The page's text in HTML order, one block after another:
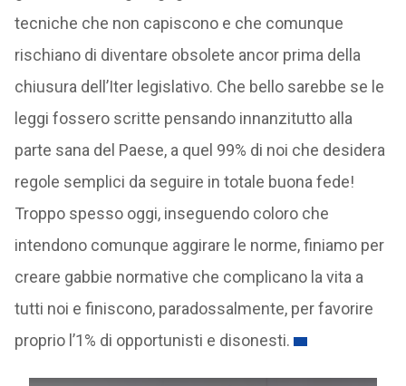
tecniche che non capiscono e che comunque
rischiano di diventare obsolete ancor prima della
chiusura dell’Iter legislativo. Che bello sarebbe se le
leggi fossero scritte pensando innanzitutto alla
parte sana del Paese, a quel 99% di noi che desidera
regole semplici da seguire in totale buona fede!
Troppo spesso oggi, inseguendo coloro che
intendono comunque aggirare le norme, finiamo per
creare gabbie normative che complicano la vita a
tutti noi e finiscono, paradossalmente, per favorire
proprio l’1% di opportunisti e disonesti.